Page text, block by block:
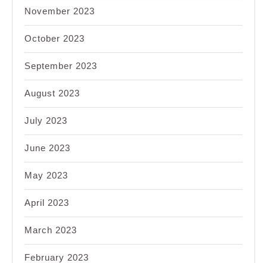
November 2023
October 2023
September 2023
August 2023
July 2023
June 2023
May 2023
April 2023
March 2023
February 2023